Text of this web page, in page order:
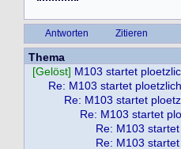
Antworten Zitieren
Thema
[Gelöst] M103 startet
Re: M103 startet
Re: M103 startet
Re: M103 startet
Re: M103
Re: M103